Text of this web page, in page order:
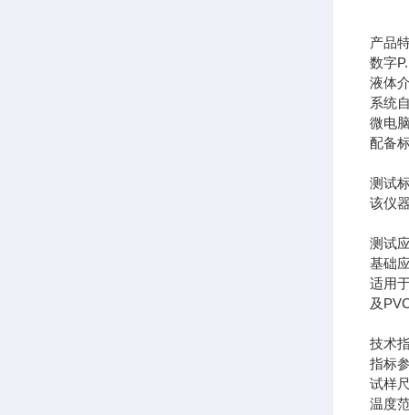
产品
数字
液体
系统
微电
配备
测试
该仪
测试
基础
适用
及
技术
指标
试样
温度